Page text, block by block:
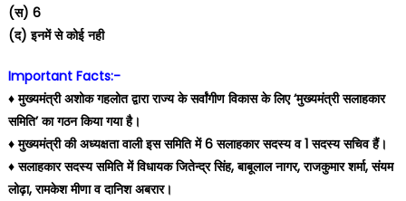
(स) 6
(द) इनमें से कोई नही
Important Facts:-
♦️ मुख्यमंत्री अशोक गहलोत द्वारा राज्य के सर्वांगीण विकास के लिए ‘मुख्यमंत्री सलाहकार
समिति’ का गठन किया गया है।
♦️ मुख्यमंत्री की अध्यक्षता वाली इस समिति में 6 सलाहकार सदस्य व 1 सदस्य सचिव हैं।
♦️ सलाहकार सदस्य समिति में विधायक जितेन्द्र सिंह, बाबूलाल नागर, राजकुमार शर्मा, संयम
लोढ़ा, रामकेश मीणा व दानिश अबरार।